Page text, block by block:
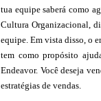
tua equipe saberá como
Cultura Organizacional,
equipe. Em vista disso, o
tem como propósito
Endeavor. Você deseja
estratégias de vendas.